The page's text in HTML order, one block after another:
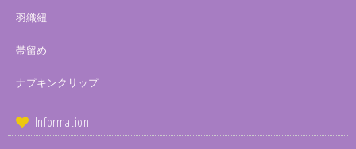
羽織紐
帯留め
ナプキンクリップ
Information